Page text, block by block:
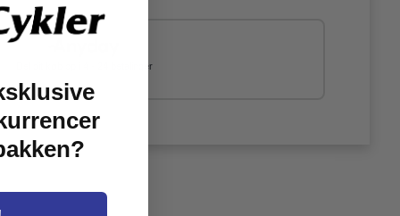
Del dit køb op i 4 - 24 betalinger